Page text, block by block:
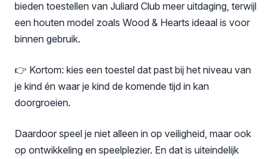
bieden toestellen van Juliard Club meer uitdaging, terwijl
een houten model zoals Wood & Hearts ideaal is voor
binnen gebruik.
👉 Kortom: kies een toestel dat past bij het niveau van
je kind én waar je kind de komende tijd in kan
doorgroeien.
Daardoor speel je niet alleen in op veiligheid, maar ook
op ontwikkeling en speelplezier. En dat is uiteindelijk